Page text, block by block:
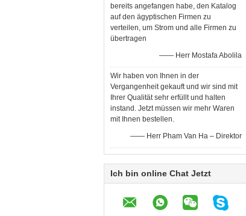
bereits angefangen habe, den Katalog
auf den ägyptischen Firmen zu
verteilen, um Strom und alle Firmen zu
übertragen
—— Herr Mostafa Abolila
Wir haben von Ihnen in der
Vergangenheit gekauft und wir sind mit
Ihrer Qualität sehr erfüllt und halten
instand. Jetzt müssen wir mehr Waren
mit Ihnen bestellen.
—— Herr Pham Van Ha – Direktor
Ich bin online Chat Jetzt